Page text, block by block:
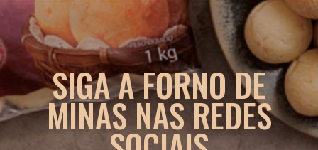
SIGA A FORNO DE
MINAS NAS REDES